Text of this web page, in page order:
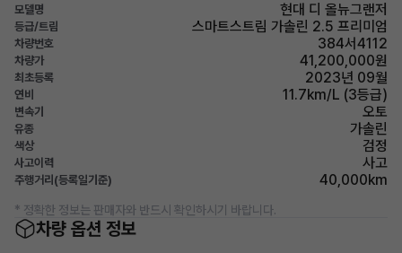
모델명 현대 디 올뉴그랜저
등급/트림 스마트스트림 가솔린 2.5 프리미엄
차량번호 384서4112
차량가 41,200,000원
최초등록 2023년 09월
연비 11.7km/L (3등급)
변속기 오토
유종 가솔린
색상 검정
사고이력 사고
주행거리(등록일기준) 40,000km
* 정확한 정보는 판매자와 반드시 확인하시기 바랍니다.
차량 옵션 정보